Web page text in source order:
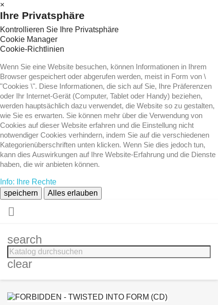
×
Ihre Privatsphäre
Kontrollieren Sie Ihre Privatsphäre
Cookie Manager
Cookie-Richtlinien
Wenn Sie eine Website besuchen, können Informationen in Ihrem
Browser gespeichert oder abgerufen werden, meist in Form von \
"Cookies \". Diese Informationen, die sich auf Sie, Ihre Präferenzen
oder Ihr Internet-Gerät (Computer, Tablet oder Handy) beziehen,
werden hauptsächlich dazu verwendet, die Website so zu gestalten,
wie Sie es erwarten. Sie können mehr über die Verwendung von
Cookies auf dieser Website erfahren und die Einstellung nicht
notwendiger Cookies verhindern, indem Sie auf die verschiedenen
Kategorienüberschriften unten klicken. Wenn Sie dies jedoch tun,
kann dies Auswirkungen auf Ihre Website-Erfahrung und die Dienste
haben, die wir anbieten können.
Info: Ihre Rechte
speichern
Alles erlauben

search
clear